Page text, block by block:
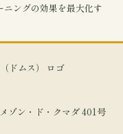
ングの効果を最大化す
ゾン・ド・クマダ 401号